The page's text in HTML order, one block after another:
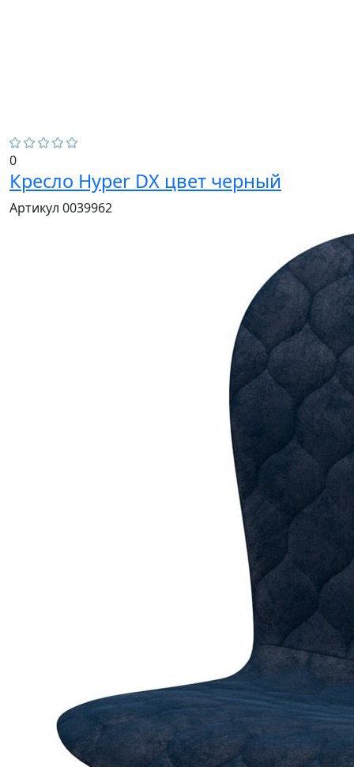
0
Кресло Hyper DX цвет черный
Артикул 0039962